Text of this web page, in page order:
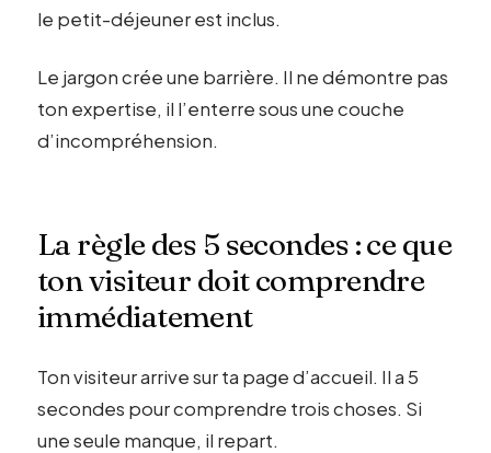
le petit-déjeuner est inclus.
Le jargon crée une barrière. Il ne démontre pas
ton expertise, il l’enterre sous une couche
d’incompréhension.
La règle des 5 secondes : ce que
ton visiteur doit comprendre
immédiatement
Ton visiteur arrive sur ta page d’accueil. Il a 5
secondes pour comprendre trois choses. Si
une seule manque, il repart.